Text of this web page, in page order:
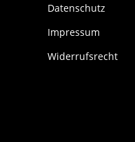
Datenschutz
Impressum
Widerrufsrecht